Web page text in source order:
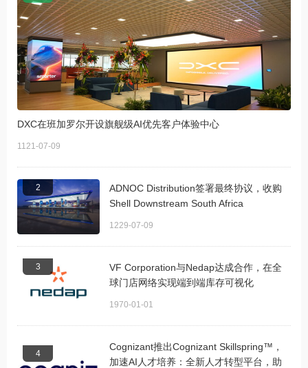
DXC在班加罗尔开设旗舰级AI优先客户体验中心
1121-07-09
2
ADNOC Distribution签署最终协议，收购
Shell Downstream South Africa
1229-07-09
3
VF Corporation与Nedap达成合作，在全
球门店网络实现端到端库存可视化
1970-01-01
4
Cognizant推出Cognizant Skillspring™，
加速AI人才培养：全新人才转型平台，助